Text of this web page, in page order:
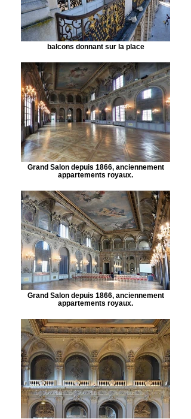
balcons donnant sur la place
Grand Salon depuis 1866, anciennement
appartements royaux.
Grand Salon depuis 1866, anciennement
appartements royaux.